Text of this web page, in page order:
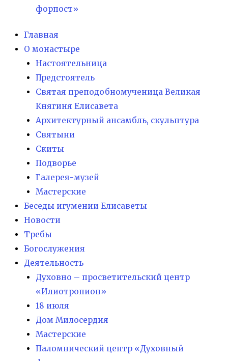
форпост»
Главная
О монастыре
Настоятельница
Предстоятель
Святая преподобномученица Великая
Княгиня Елисавета
Архитектурный ансамбль, скульптура
Святыни
Скиты
Подворье
Галерея-музей
Мастерские
Беседы игумении Елисаветы
Новости
Требы
Богослужения
Деятельность
Духовно – просветительский центр
«Илиотропион»
18 июля
Дом Милосердия
Мастерские
Паломнический центр «Духовный